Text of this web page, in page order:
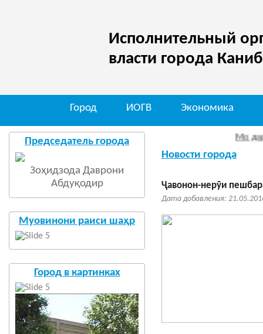
Исполнительный
власти города
Город ИОГВ Экономика
Председатель города
Зоҳидзода Даврони
Абдуқодир
Муовинони раиси шаҳр
Город в картинках
Мо дар
Новости города
Ҷавонон-нерӯи
Дата добавления: